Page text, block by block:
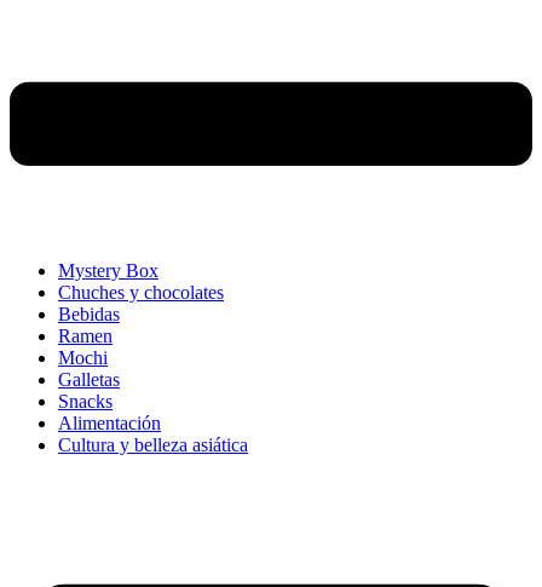
Mystery Box
Chuches y chocolates
Bebidas
Ramen
Mochi
Galletas
Snacks
Alimentación
Cultura y belleza asiática